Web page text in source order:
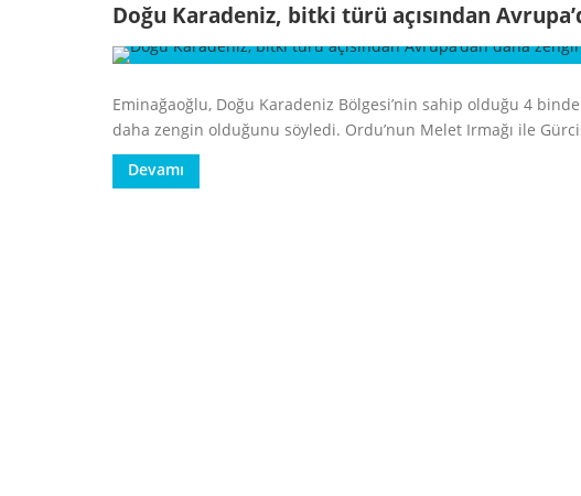
Doğu Karadeniz, bitki türü açısından
Eminağaoğlu, Doğu Karadeniz Bölgesi’nin sahip olduğu 4
daha zengin olduğunu söyledi. Ordu’nun Melet Irmağı ile
Devamı